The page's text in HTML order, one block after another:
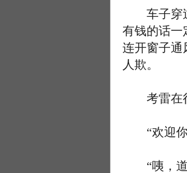
车子穿过
有钱的话一
连开窗子通
人欺。
考雷在很
“欢迎你
“咦，道